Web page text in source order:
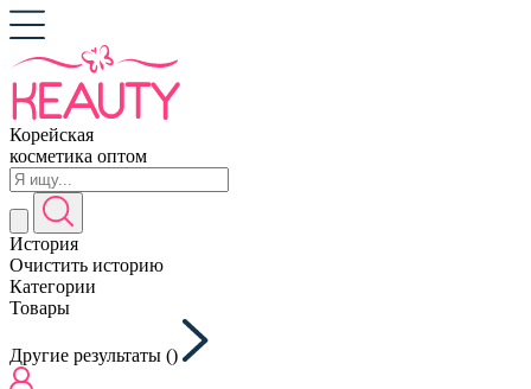
Корейская
косметика оптом
История
Очистить историю
Категории
Товары
Другие результаты ()